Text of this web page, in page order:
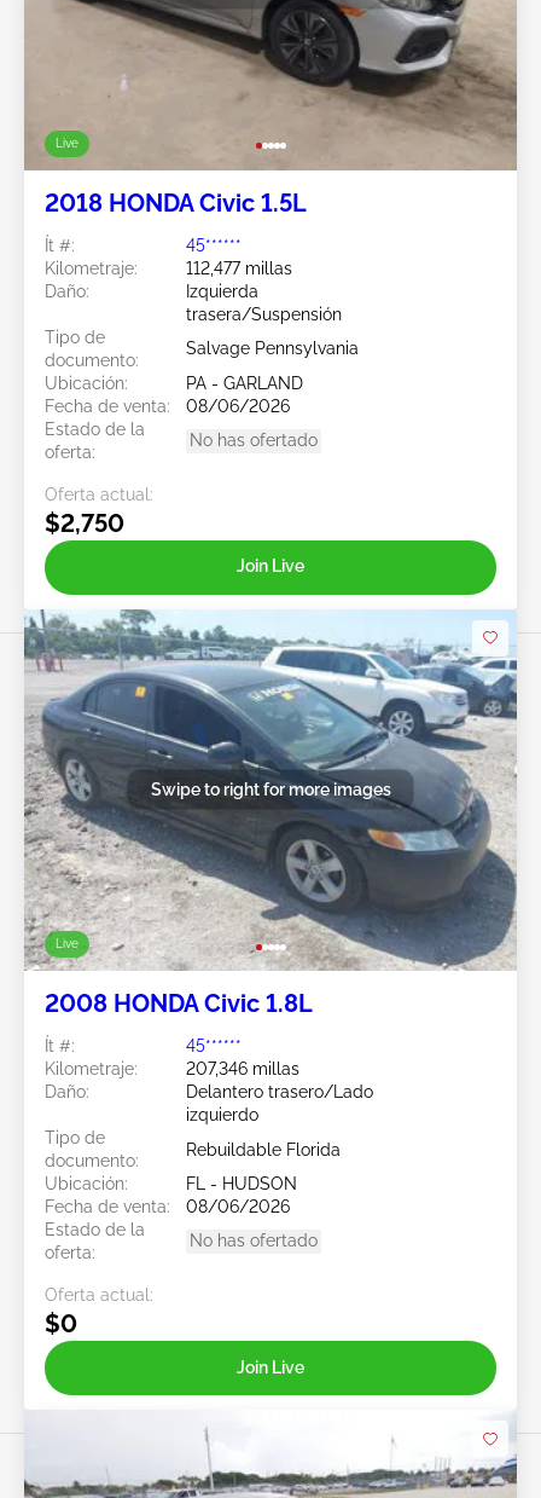
Live
2018 HONDA Civic 1.5L
Ít #:
45******
Kilometraje:
112,477 millas
Daño:
Izquierda
trasera/Suspensión
Tipo de
documento:
Salvage Pennsylvania
Ubicación:
PA - GARLAND
Fecha de venta:
08/06/2026
Estado de la
oferta:
No has ofertado
Oferta actual:
$2,750
Join Live
Live
Swipe to right for more images
2008 HONDA Civic 1.8L
Ít #:
45******
Kilometraje:
207,346 millas
Daño:
Delantero trasero/Lado
izquierdo
Tipo de
documento:
Rebuildable Florida
Ubicación:
FL - HUDSON
Fecha de venta:
08/06/2026
Estado de la
oferta:
No has ofertado
Oferta actual:
$0
Join Live